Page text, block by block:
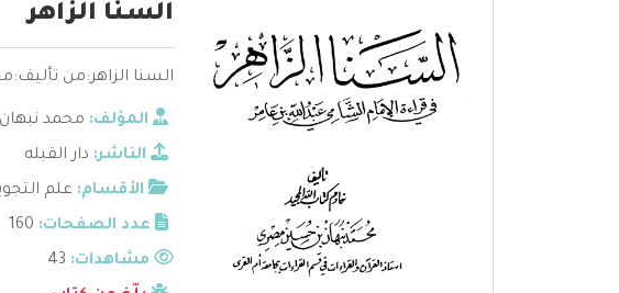
السنا الزاهر
السنا الزاهر:من
المؤلف: محمد
الناشر: دار القبله
الأقسام: علم
عدد الصفحات: 160
مشاهدات: